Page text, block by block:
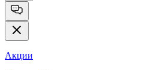
Акции